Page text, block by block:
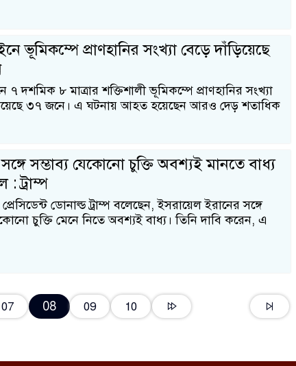
ভূমিকম্পে প্রাণহানির সংখ্যা বেড়ে দাঁড়িয়েছে
৭ দশমিক ৮ মাত্রার শক্তিশালী ভূমিকম্পে প্রাণহানির সংখ্যা
৩৭ জনে। এ ঘটনায় আহত হয়েছেন আরও দেড় শতাধিক
সম্ভাব্য যেকোনো চুক্তি অবশ্যই মানতে বাধ্য
: ট্রাম্প
প্রেসিডেন্ট ডোনাল্ড ট্রাম্প বলেছেন, ইসরায়েল ইরানের সঙ্গে
চুক্তি মেনে নিতে অবশ্যই বাধ্য। তিনি দাবি করেন, এ
07 08 09 10